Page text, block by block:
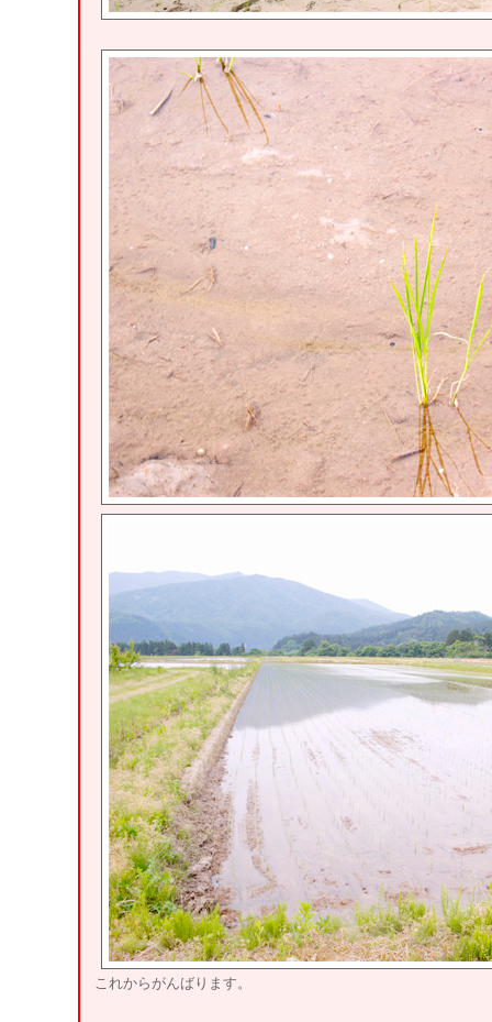
これからがんばります。